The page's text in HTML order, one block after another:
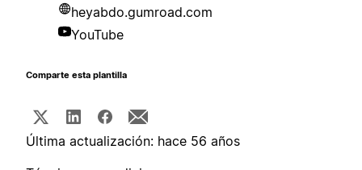
heyabdo.gumroad.com
YouTube
Comparte esta plantilla
Última actualización: hace 56 años